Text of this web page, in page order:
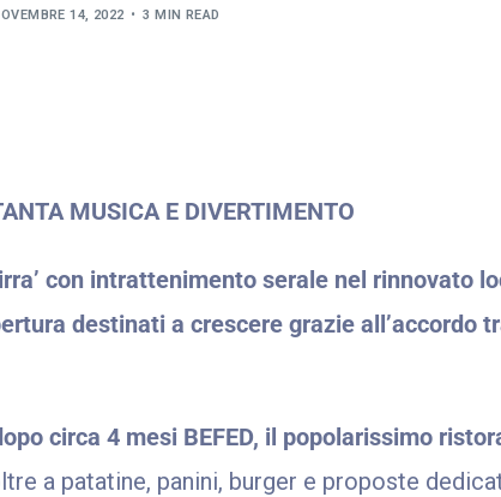
14, 2022 3 MIN READ
MUSICA E DIVERTIMENTO
con intrattenimento serale nel rinnovato
destinati a crescere grazie all’accordo
circa 4 mesi BEFED, il popolarissimo
a patatine, panini, burger e proposte